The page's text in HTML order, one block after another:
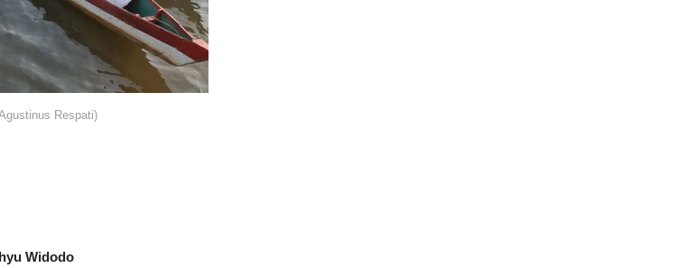
Respati)
Widodo